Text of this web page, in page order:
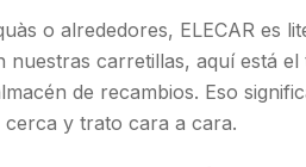
o alrededores, ELECAR es
nuestras carretillas, aquí está el
de recambios. Eso
cerca y trato cara a cara.